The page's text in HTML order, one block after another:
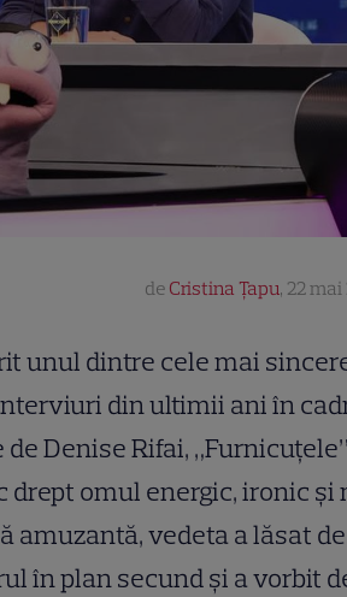
de Cristina Țapu, 22 mai
unul dintre cele mai
din ultimii ani în
Denise Rifai,
drept omul energic, ironic și
amuzantă, vedeta a lăsat de
în plan secund și a vorbit